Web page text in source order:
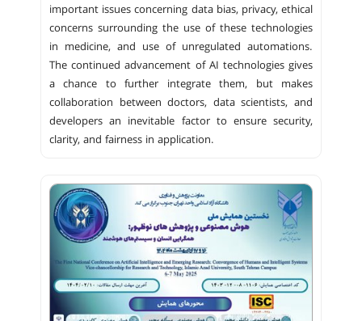
important issues concerning data bias, privacy, ethical
concerns surrounding the use of these technologies
in medicine, and use of unregulated automations.
The continued advancement of AI technologies gives
a chance to further integrate them, but makes
collaboration between doctors, data scientists, and
developers an inevitable factor to ensure security,
clarity, and fairness in application.